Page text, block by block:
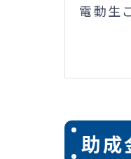
電動生
助成